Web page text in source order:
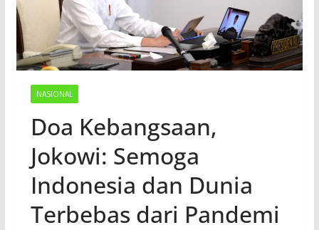
NASIONAL
Doa Kebangsaan,
Jokowi: Semoga
Indonesia dan Dunia
Terbebas dari Pandemi